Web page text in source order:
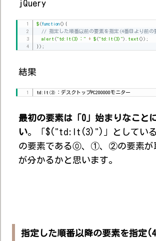
jQuery
$ (function () {
// 指定した順番以前の要素を指定(4番目より前の
alert ("td:lt(3)：" + $ ("td:lt(3)") text () ) ;
} ) ;
結果
td:lt (3) ：デスクトップPC200000モニター
最初の要素は「0」始まりなこと
い。「$("td:lt(3)")」としている
の要素である⓪、①、②の要素が
が分かるかと思います。
指定した順番以降の要素を指定